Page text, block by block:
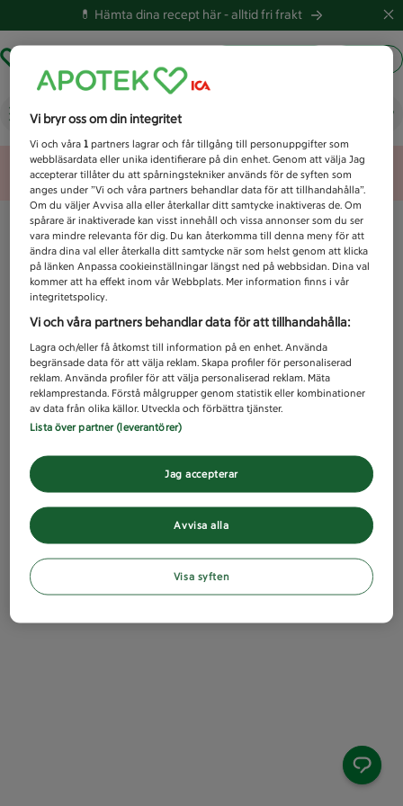
💊 Hämta dina recept här -alltid fri frakt
Vad letar du efter idag?
Unknown error
Vi bryr oss om din integritet
Vi och våra1 partners lagrar och får tillgång till personuppgifter som
webbläsardata eller unika identifierare på din enhet. Genom att välja Jag
accepterar tillåter du att spårningstekniker används för de syften som
anges under ”Vi och våra partners behandlar data för att tillhandahålla”.
Om du väljer Avvisa alla eller återkallar ditt samtycke inaktiveras de. Om
spårare är inaktiverade kan visst innehåll och vissa annonser som du ser
vara mindre relevanta för dig. Du kan återkomma till denna meny för att
ändra dina val eller återkalla ditt samtycke när som helst genom att klicka
på länken Anpassa cookieinställningar längst ned på webbsidan. Dina val
kommer att ha effekt inom vår Webbplats. Mer information finns i vår
integritetspolicy.
Vi och våra partners behandlar data för att tillhandahålla:
Lagra och/eller få åtkomst till information på en enhet. Använda
begränsade data för att välja reklam. Skapa profiler för personaliserad
reklam. Använda profiler för att välja personaliserad reklam. Mäta
reklamprestanda. Förstå målgrupper genom statistik eller kombinationer
av data från olika källor. Utveckla och förbättra tjänster.
Lista över partner (leverantörer)
Avvisa alla
Jag accepterar
Visa syften